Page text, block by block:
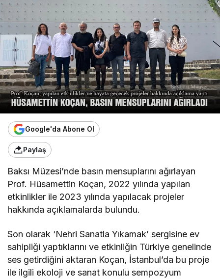
Google'da Abone Ol
Paylaş
Baksı Müzesi’nde basın mensuplarını ağırlayan
Prof. Hüsamettin Koçan, 2022 yılında yapılan
etkinlikler ile 2023 yılında yapılacak projeler
hakkında açıklamalarda bulundu.
Son olarak ‘Nehri Sanatla Yıkamak’ sergisine ev
sahipliği yaptıklarını ve etkinliğin Türkiye genelinde
ses getirdiğini aktaran Koçan, İstanbul’da bu proje
ile ilgili ekoloji ve sanat konulu sempozyum